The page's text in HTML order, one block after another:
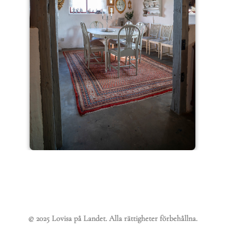
© 2025 Lovisa på Landet. Alla rättigheter förbehållna.